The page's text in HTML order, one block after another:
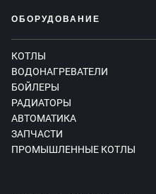
ОБОРУДОВАНИЕ
КОТЛЫ
ВОДОНАГРЕВАТЕЛИ
БОЙЛЕРЫ
РАДИАТОРЫ
АВТОМАТИКА
ЗАПЧАСТИ
ПРОМЫШЛЕННЫЕ КОТЛЫ